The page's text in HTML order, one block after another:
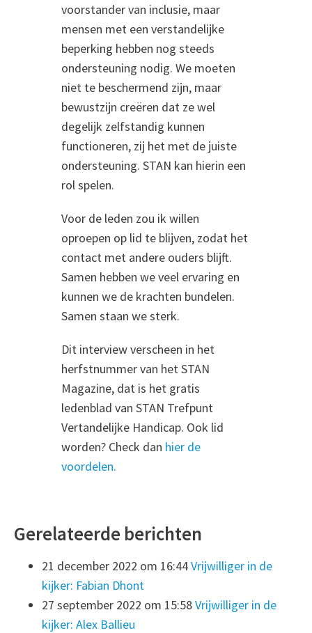
voorstander van inclusie, maar
mensen met een verstandelijke
beperking hebben nog steeds
ondersteuning nodig. We moeten
niet te beschermend zijn, maar
bewustzijn creëren dat ze wel
degelijk zelfstandig kunnen
functioneren, zij het met de juiste
ondersteuning. STAN kan hierin een
rol spelen.
Voor de leden zou ik willen
oproepen op lid te blijven, zodat het
contact met andere ouders blijft.
Samen hebben we veel ervaring en
kunnen we de krachten bundelen.
Samen staan we sterk.
Dit interview verscheen in het
herfstnummer van het STAN
Magazine, dat is het gratis
ledenblad van STAN Trefpunt
Vertandelijke Handicap. Ook lid
worden? Check dan hier de
voordelen.
Gerelateerde berichten
21 december 2022 om 16:44Vrijwilliger in de
kijker: Fabian Dhont
27 september 2022 om 15:58Vrijwilliger in de
kijker: Alex Ballieu